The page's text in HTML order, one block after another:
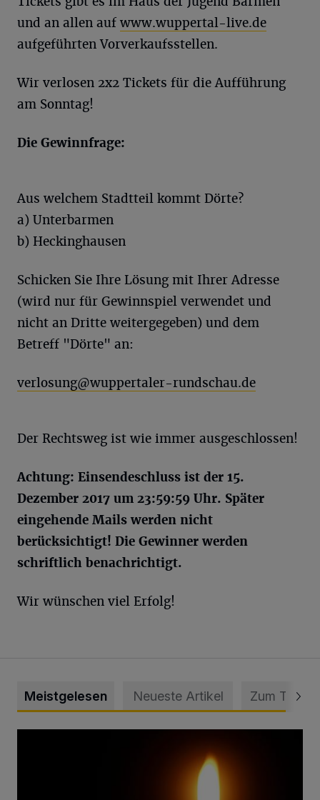
und an allen auf www.wuppertal-live.de
aufgeführten Vorverkaufsstellen.
Wir verlosen 2x2 Tickets für die Aufführung
am Sonntag!
Die Gewinnfrage:
Aus welchem Stadtteil kommt Dörte?
a) Unterbarmen
b) Heckinghausen
Schicken Sie Ihre Lösung mit Ihrer Adresse
(wird nur für Gewinnspiel verwendet und
nicht an Dritte weitergegeben) und dem
Betreff "Dörte" an:
verlosung@wuppertaler-rundschau.de
Der Rechtsweg ist wie immer ausgeschlossen!
Achtung: Einsendeschluss ist der 15.
Dezember 2017 um 23:59:59 Uhr. Später
eingehende Mails werden nicht
berücksichtigt! Die Gewinner werden
schriftlich benachrichtigt.
Wir wünschen viel Erfolg!
Meistgelesen Neueste Artikel Zum Thema